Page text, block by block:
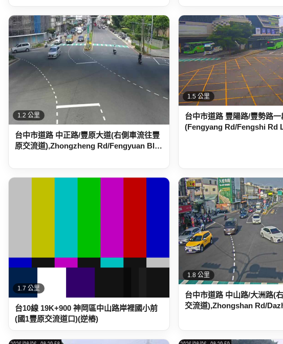
1.2 公里
台中市道路 中正路/豐原大道(右側車流往豐
原交流道),Zhongzheng Rd/Fengyuan Bl…
1.5 公里
台中市道路 豐陽路/豐勢路一
(Fengyang Rd/Fengshi Rd
1.7 公里
台10線 19K+900 神岡區中山路岸裡國小前
(國1豐原交流道口)(逆樁)
1.8 公里
台中市道路 中山路/大洲路(
交流道),Zhongshan Rd/